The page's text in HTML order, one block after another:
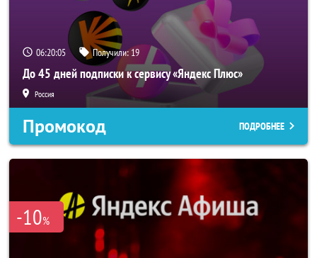
06:20:05 Получили:19
До 45 дней подписки к сервису «Яндекс Плюс»
Россия
Промокод ПОДРОБНЕЕ
-10%